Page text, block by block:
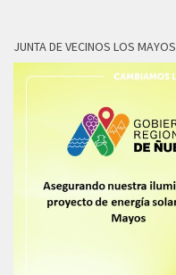
JUNTA DE VECINOS LOS MAYOS